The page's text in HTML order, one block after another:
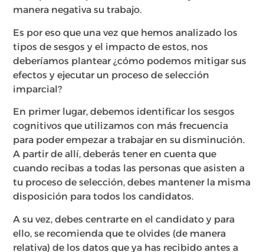
manera negativa su trabajo.
Es por eso que una vez que hemos analizado los
tipos de sesgos y el impacto de estos, nos
deberíamos plantear ¿cómo podemos mitigar sus
efectos y ejecutar un proceso de selección
imparcial?
En primer lugar, debemos identificar los sesgos
cognitivos que utilizamos con más frecuencia
para poder empezar a trabajar en su disminución.
A partir de allí, deberás tener en cuenta que
cuando recibas a todas las personas que asisten a
tu proceso de selección, debes mantener la misma
disposición para todos los candidatos.
A su vez, debes centrarte en el candidato y para
ello, se recomienda que te olvides (de manera
relativa) de los datos que ya has recibido antes a